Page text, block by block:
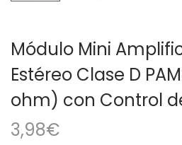
Módulo Mini
Estéreo Clase D
ohm) con Control
3,98€